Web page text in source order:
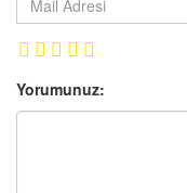
Yorumunuz: